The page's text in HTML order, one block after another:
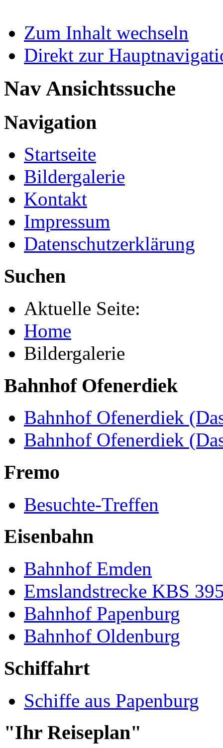
Zum Inhalt wechseln
Direkt zur
Nav Ansichtssuche
Navigation
Startseite
Bildergalerie
Kontakt
Impressum
Datenschutzerklärung
Suchen
Aktuelle Seite:
Home
Bildergalerie
Bahnhof Ofenerdiek
Bahnhof Ofenerdiek
Bahnhof Ofenerdiek
Fremo
Besuchte-Treffen
Eisenbahn
Bahnhof Emden
Emslandstrecke KBS
Bahnhof Papenburg
Bahnhof Oldenburg
Schiffahrt
Schiffe aus Papenburg
"Ihr Reiseplan"